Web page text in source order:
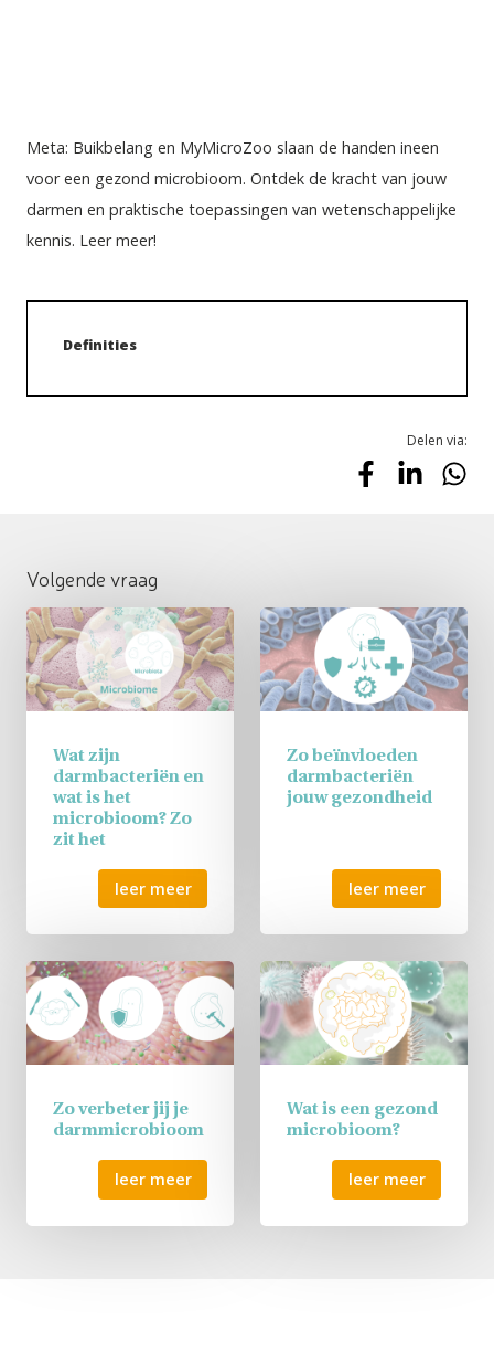
Meta: Buikbelang en MyMicroZoo slaan de handen ineen
voor een gezond microbioom. Ontdek de kracht van jouw
darmen en praktische toepassingen van wetenschappelijke
kennis. Leer meer!
Definities
Delen via:
Volgende vraag
Wat zijn
darmbacteriën en
wat is het
microbioom? Zo
zit het
leer meer
Zo beïnvloeden
darmbacteriën
jouw gezondheid
leer meer
Zo verbeter jij je
darmmicrobioom
leer meer
Wat is een gezond
microbioom?
leer meer